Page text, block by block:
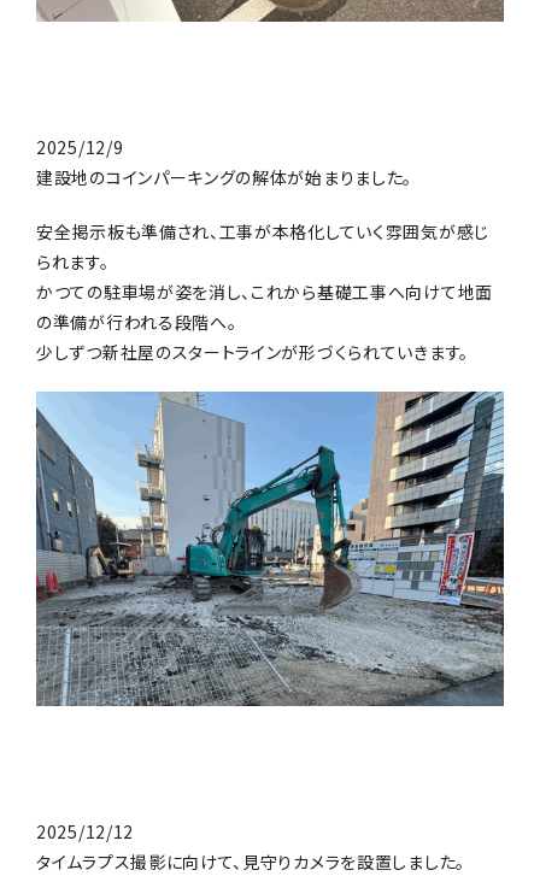
2025/12/9
建設地のコインパーキングの解体が始まりました。
安全掲示板も準備され、工事が本格化していく雰囲気が感じ
られます。
かつての駐車場が姿を消し、これから基礎工事へ向けて地面
の準備が行われる段階へ。
少しずつ新社屋のスタートラインが形づくられていきます。
2025/12/12
タイムラプス撮影に向けて、見守りカメラを設置しました。